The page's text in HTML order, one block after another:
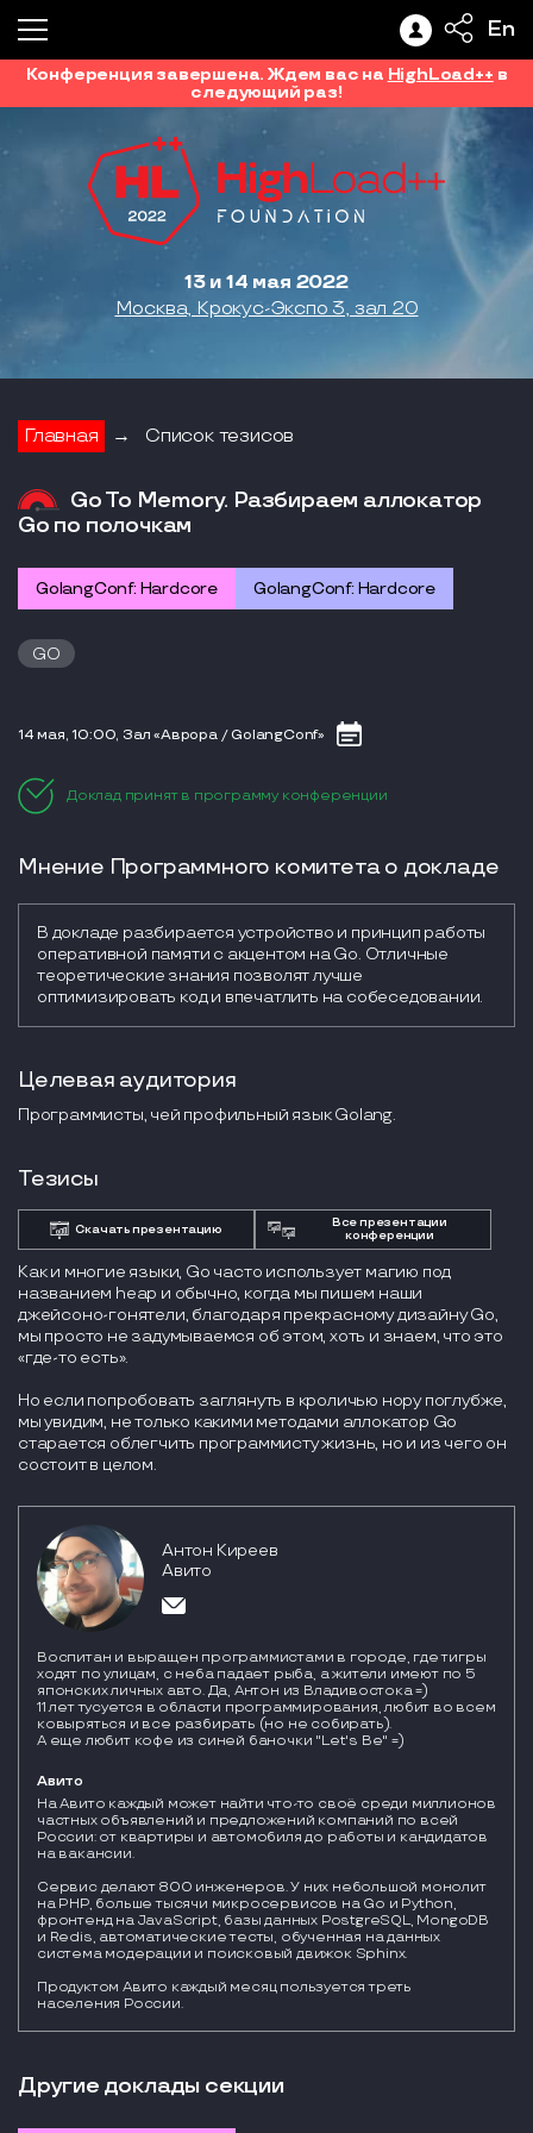
En
Конференция завершена. Ждем вас на HighLoad++ в
следующий раз!
13 и 14 мая 2022
Москва, Крокус-Экспо 3, зал 20
Главная → Список тезисов
Go To Memory. Разбираем аллокатор
Go по полочкам
GolangConf: Hardcore GolangConf: Hardcore
GO
14 мая, 10:00, Зал «Аврора / GolangConf»
Доклад принят в программу конференции
Мнение Программного комитета о докладе
В докладе разбирается устройство и принцип работы
оперативной памяти с акцентом на Go. Отличные
теоретические знания позволят лучше
оптимизировать код и впечатлить на собеседовании.
Целевая аудитория
Программисты, чей профильный язык Golang.
Тезисы
Скачать презентацию
Все презентации
конференции
Как и многие языки, Go часто использует магию под
названием heap и обычно, когда мы пишем наши
джейсоно-гонятели, благодаря прекрасному дизайну Go,
мы просто не задумываемся об этом, хоть и знаем, что это
«где-то есть».
Но если попробовать заглянуть в кроличью нору поглубже,
мы увидим, не только какими методами аллокатор Go
старается облегчить программисту жизнь, но и из чего он
состоит в целом.
Антон Киреев
Авито
Воспитан и выращен программистами в городе, где тигры
ходят по улицам, с неба падает рыба, а жители имеют по 5
японских личных авто. Да, Антон из Владивостока =)
11 лет тусуется в области программирования, любит во всем
ковыряться и все разбирать (но не собирать).
А еще любит кофе из синей баночки "Let's Be" =)
Авито
На Авито каждый может найти что-то своё среди миллионов
частных объявлений и предложений компаний по всей
России: от квартиры и автомобиля до работы и кандидатов
на вакансии.
Сервис делают 800 инженеров. У них небольшой монолит
на PHP, больше тысячи микросервисов на Go и Python,
фронтенд на JavaScript, базы данных PostgreSQL, MongoDB
и Redis, автоматические тесты, обученная на данных
система модерации и поисковый движок Sphinx.
Продуктом Авито каждый месяц пользуется треть
населения России.
Другие доклады секции